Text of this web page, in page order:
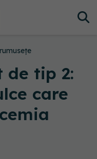
de tip 2:
care